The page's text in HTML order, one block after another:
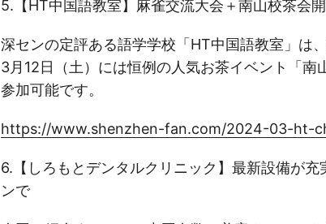
5.【HT中国語教室】麻雀交流大会＋南山校茶会開
深センの定評ある語学学校「HT中国語教室」は
3月12日（土）には恒例の人気お茶イベント「南
参加可能です。
https://www.shenzhen-fan.com/2024-03-ht-
6.【しろもとデンタルクリニック】最新設備が
ンで